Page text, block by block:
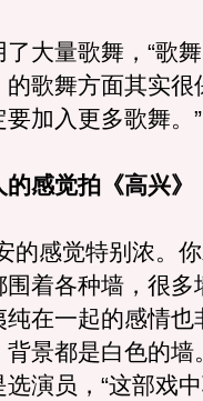
量歌舞，“歌舞
歌舞方面其实很
加入更多歌舞。”
感觉拍《高兴》
感觉特别浓。你
着各种墙，很多
在一起的感情也
景都是白色的墙
选演员，“这部戏